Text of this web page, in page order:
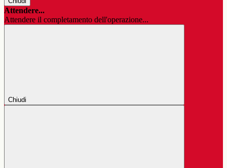
Attendere...
Attendere il completamento dell'operazione...
Chiudi